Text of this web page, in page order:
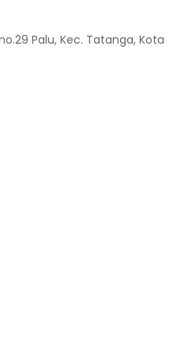
Palu, Kec. Tatanga, Kota